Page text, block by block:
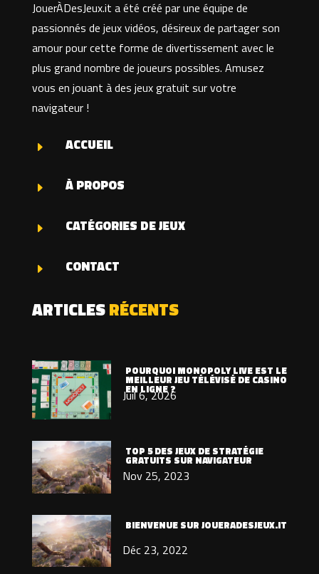
JouerÀDesJeux.it a été créé par une équipe de
passionnés de jeux vidéos, désireux de partager son
amour pour cette forme de divertissement avec le
plus grand nombre de joueurs possibles. Amusez
vous en jouant à des jeux gratuit sur votre
navigateur !
E ACCUEIL
E À PROPOS
E CATÉGORIES DE JEUX
E CONTACT
ARTICLESRÉCENTS
POURQUOI MONOPOLY LIVE EST LE
MEILLEUR JEU TÉLÉVISÉ DE CASINO
EN LIGNE ?
Juil 6, 2026
TOP 5 DES JEUX DE STRATÉGIE
GRATUITS SUR NAVIGATEUR
Nov 25, 2023
BIENVENUE SUR JOUERADESJEUX.IT
Déc 23, 2022